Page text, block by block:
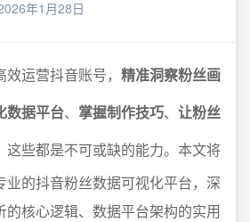
年1月28日
运营抖音账号， 精准洞察粉丝画
数据平台、 掌握制作技巧、 让粉丝
这些都是不可或缺的能力。本文将
业的抖音粉丝数据可视化平台，深
的核心逻辑、数据平台架构的实用